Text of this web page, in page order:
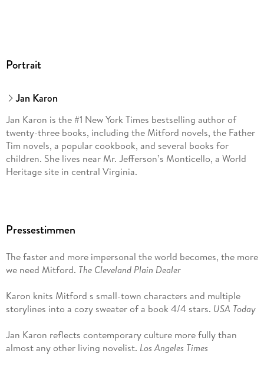
Portrait
Jan Karon
Jan Karon is the #1 New York Times bestselling author of
twenty-three books, including the Mitford novels, the Father
Tim novels, a popular cookbook, and several books for
children. She lives near Mr. Jefferson’s Monticello, a World
Heritage site in central Virginia.
Pressestimmen
The faster and more impersonal the world becomes, the more
we need Mitford. The Cleveland Plain Dealer
Karon knits Mitford s small-town characters and multiple
storylines into a cozy sweater of a book 4/4 stars. USA Today
Jan Karon reflects contemporary culture more fully than
almost any other living novelist. Los Angeles Times